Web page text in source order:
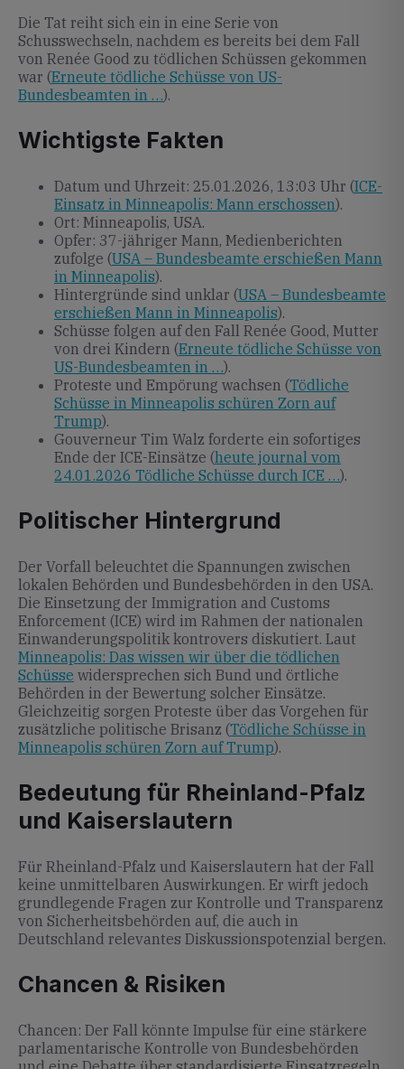
Die Tat reiht sich ein in eine Serie von
Schusswechseln, nachdem es bereits bei dem Fall
von Renée Good zu tödlichen Schüssen gekommen
war (Erneute tödliche Schüsse von US-
Bundesbeamten in …).
Wichtigste Fakten
Datum und Uhrzeit: 25.01.2026, 13:03 Uhr (ICE-
Einsatz in Minneapolis: Mann erschossen).
Ort: Minneapolis, USA.
Opfer: 37-jähriger Mann, Medienberichten
zufolge (USA – Bundesbeamte erschießen Mann
in Minneapolis).
Hintergründe sind unklar (USA – Bundesbeamte
erschießen Mann in Minneapolis).
Schüsse folgen auf den Fall Renée Good, Mutter
von drei Kindern (Erneute tödliche Schüsse von
US-Bundesbeamten in …).
Proteste und Empörung wachsen (Tödliche
Schüsse in Minneapolis schüren Zorn auf
Trump).
Gouverneur Tim Walz forderte ein sofortiges
Ende der ICE-Einsätze (heute journal vom
24.01.2026 Tödliche Schüsse durch ICE …).
Politischer Hintergrund
Der Vorfall beleuchtet die Spannungen zwischen
lokalen Behörden und Bundesbehörden in den USA.
Die Einsetzung der Immigration and Customs
Enforcement (ICE) wird im Rahmen der nationalen
Einwanderungspolitik kontrovers diskutiert. Laut
Minneapolis: Das wissen wir über die tödlichen
Schüsse widersprechen sich Bund und örtliche
Behörden in der Bewertung solcher Einsätze.
Gleichzeitig sorgen Proteste über das Vorgehen für
zusätzliche politische Brisanz (Tödliche Schüsse in
Minneapolis schüren Zorn auf Trump).
Bedeutung für Rheinland-Pfalz
und Kaiserslautern
Für Rheinland-Pfalz und Kaiserslautern hat der Fall
keine unmittelbaren Auswirkungen. Er wirft jedoch
grundlegende Fragen zur Kontrolle und Transparenz
von Sicherheitsbehörden auf, die auch in
Deutschland relevantes Diskussionspotenzial bergen.
Chancen & Risiken
Chancen: Der Fall könnte Impulse für eine stärkere
parlamentarische Kontrolle von Bundesbehörden